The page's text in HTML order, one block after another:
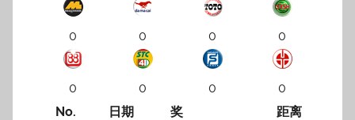
0 0 0 0
0 0 0
0
No.
日期 奖
距离